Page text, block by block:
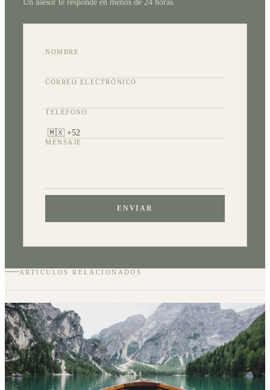
Un asesor te responde en menos de 24 horas.
NOMBRE
CORREO ELECTRÓNICO
TELÉFONO
MENSAJE
ENVIAR
ARTÍCULOS RELACIONADOS